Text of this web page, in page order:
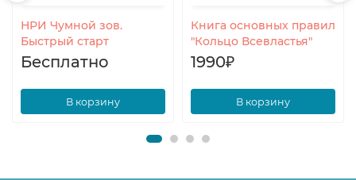
НРИ Чумной зов.
Быстрый старт
Бесплатно
В корзину
Книга основных правил
"Кольцо Всевластья"
1990₽
В корзину